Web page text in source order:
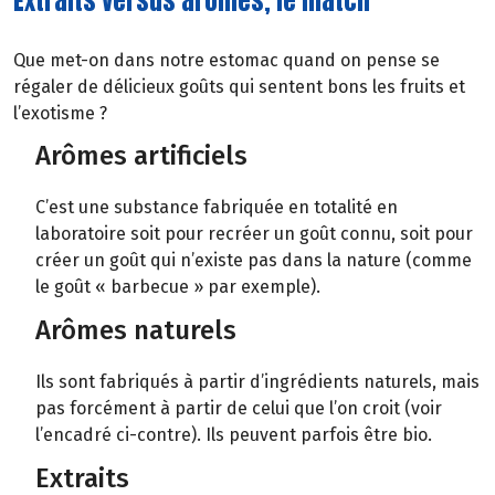
Que met-on dans notre estomac quand on pense se
régaler de délicieux goûts qui sentent bons les fruits et
l’exotisme ?
Arômes artificiels
C’est une substance fabriquée en totalité en
laboratoire soit pour recréer un goût connu, soit pour
créer un goût qui n’existe pas dans la nature (comme
le goût « barbecue » par exemple).
Arômes naturels
Ils sont fabriqués à partir d’ingrédients naturels, mais
pas forcément à partir de celui que l’on croit (voir
l’encadré ci-contre). Ils peuvent parfois être bio.
Extraits